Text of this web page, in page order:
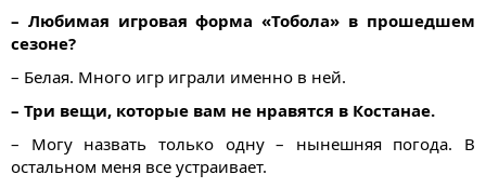
– Любимая игровая форма «Тобола» в прошедшем
сезоне?
– Белая. Много игр играли именно в ней.
– Три вещи, которые вам не нравятся в Костанае.
– Могу назвать только одну – нынешняя погода. В
остальном меня все устраивает.